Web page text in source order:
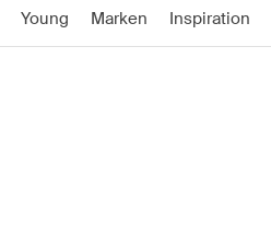
Young Marken Inspiration